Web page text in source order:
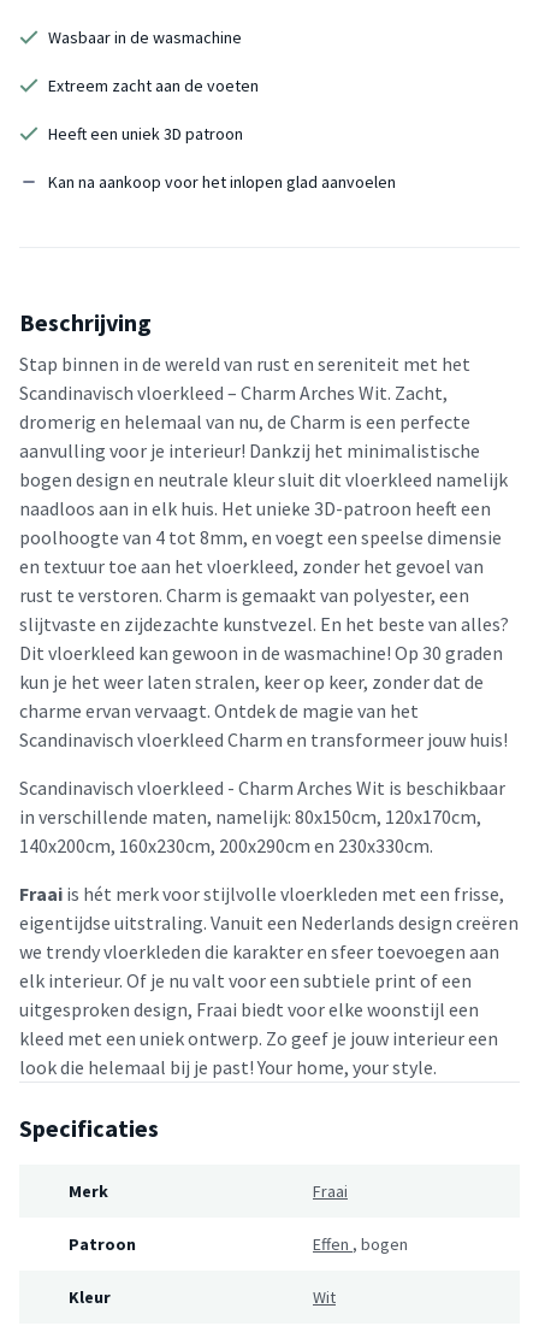
Wasbaar in de wasmachine
Extreem zacht aan de voeten
Heeft een uniek 3D patroon
Kan na aankoop voor het inlopen glad aanvoelen
Beschrijving
Stap binnen in de wereld van rust en sereniteit met het
Scandinavisch vloerkleed – Charm Arches Wit. Zacht,
dromerig en helemaal van nu, de Charm is een perfecte
aanvulling voor je interieur! Dankzij het minimalistische
bogen design en neutrale kleur sluit dit vloerkleed namelijk
naadloos aan in elk huis. Het unieke 3D-patroon heeft een
poolhoogte van 4 tot 8mm, en voegt een speelse dimensie
en textuur toe aan het vloerkleed, zonder het gevoel van
rust te verstoren. Charm is gemaakt van polyester, een
slijtvaste en zijdezachte kunstvezel. En het beste van alles?
Dit vloerkleed kan gewoon in de wasmachine! Op 30 graden
kun je het weer laten stralen, keer op keer, zonder dat de
charme ervan vervaagt. Ontdek de magie van het
Scandinavisch vloerkleed Charm en transformeer jouw huis!
Scandinavisch vloerkleed - Charm Arches Wit is beschikbaar
in verschillende maten, namelijk: 80x150cm, 120x170cm,
140x200cm, 160x230cm, 200x290cm en 230x330cm.
Fraai is hét merk voor stijlvolle vloerkleden met een frisse,
eigentijdse uitstraling. Vanuit een Nederlands design creëren
we trendy vloerkleden die karakter en sfeer toevoegen aan
elk interieur. Of je nu valt voor een subtiele print of een
uitgesproken design, Fraai biedt voor elke woonstijl een
kleed met een uniek ontwerp. Zo geef je jouw interieur een
look die helemaal bij je past! Your home, your style.
Specificaties
Merk Fraai
Patroon Effen , bogen
Kleur Wit